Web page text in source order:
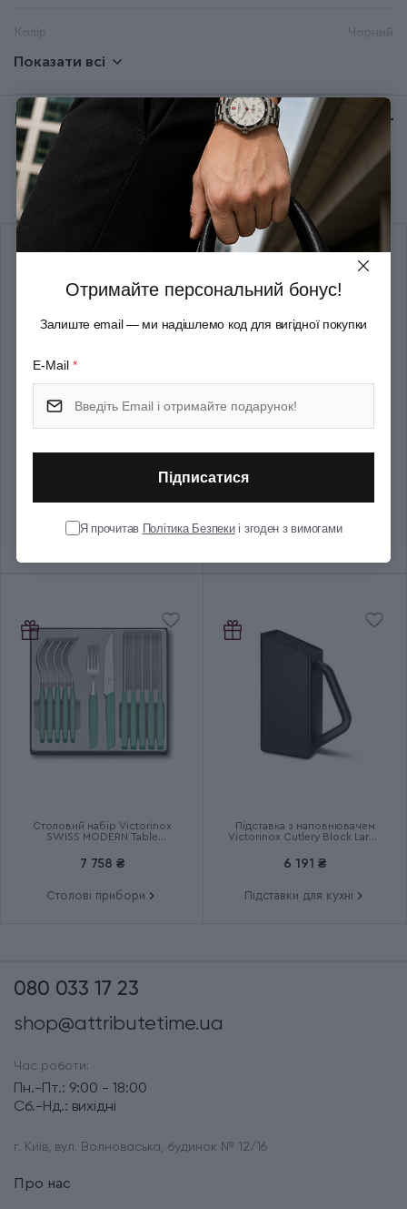
Колір Чорний
Група Standard Cake
Тип випуску товару Серійний
Термін гарантії
Показати всі
Відгуки:
Рекомендуємо купити разом
Набір кухонний Victorinox
SWISS CLASSIC Paring Set
Набір кухонний Victorinox
SWISS CLASSIC Paring Set
Столовий набір Victorinox
SWISS MODERN Table
7 758 ₴
Столові прибори
Підставка з наповнювачем
Victorinox Cutlery Block Large
6 191 ₴
Підставки для кухні
080 033 17 23
shop@attributetime.ua
Час роботи:
Пн.-Пт.: 9:00 - 18:00
Сб.-Нд.: вихідні
г. Київ, вул. Волноваська, будинок № 12/16
Про нас
Отримайте персональний бонус!
Залиште email — ми надішлемо код для вигідної покупки
E-Mail *
Підписатися
Я прочитав Політика Безпекиі згоден з вимогами